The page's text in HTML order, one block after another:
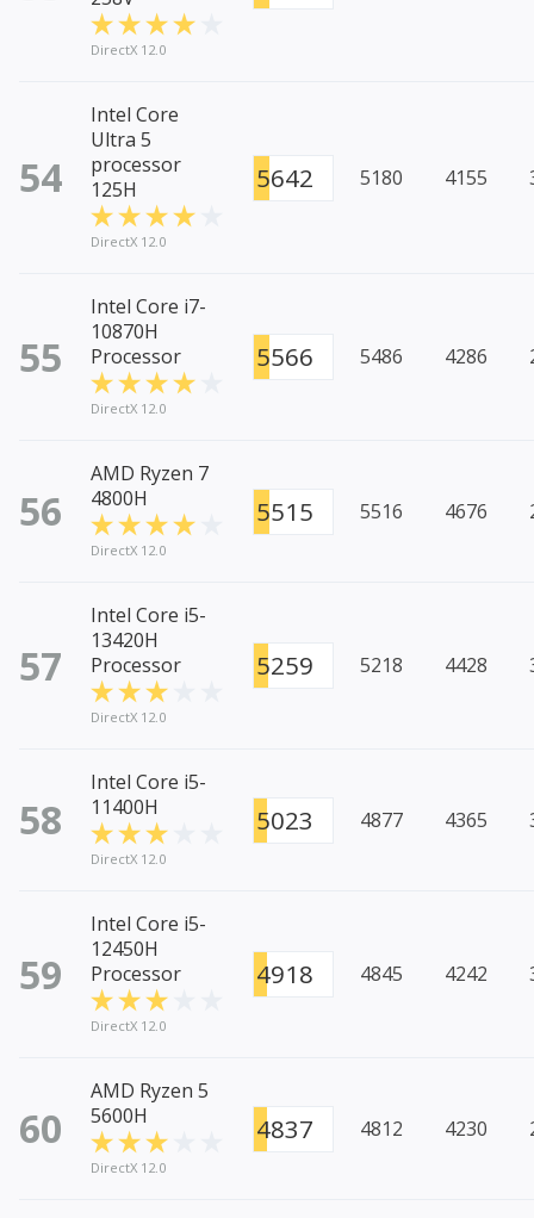
DirectX 12.0
54
Intel Core
Ultra 5
processor
125H
DirectX 12.0
5642 5180 4155
55
Intel Core i7-
10870H
Processor
DirectX 12.0
5566 5486 4286
56
AMD Ryzen 7
4800H
DirectX 12.0
5515 5516 4676
57
Intel Core i5-
13420H
Processor
DirectX 12.0
5259 5218 4428
58
Intel Core i5-
11400H
DirectX 12.0
5023 4877 4365
59
Intel Core i5-
12450H
Processor
DirectX 12.0
4918 4845 4242
60
AMD Ryzen 5
5600H
DirectX 12.0
4837 4812 4230